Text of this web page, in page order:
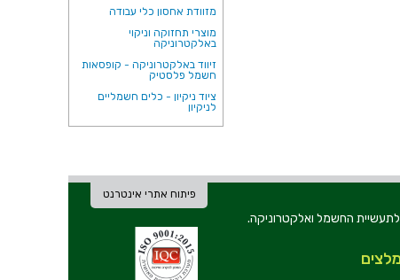
מזוודת אחסון כלי עבודה
מוצרי תחזוקה וניקוי
באלקטרוניקה
זיווד באלקטרוניקה - קופסאות
חשמל פלסטיק
ציוד ניקיון - כלים חשמליים
לניקיון
פיתוח אתרי אינטרנט
וכלי עבודה לתעשיית החשמל ואלקטרוניקה.